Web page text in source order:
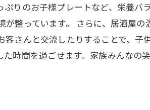
りのお子様プレートなど、栄養バ
整っています。 さらに、居酒屋の
さんと交流したりすることで、子
時間を過ごせます。家族みんなの